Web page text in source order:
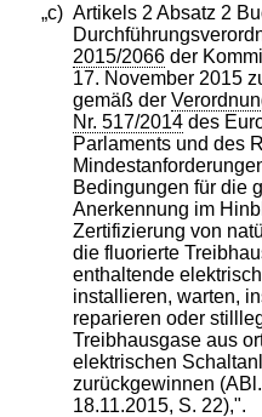
„c) Artikels 2 Absatz 2
2015/2066 der
17. November 2015
gemäß der
Nr. 517/2014 des
Parlaments und des
Bedingungen für die
Anerkennung im
Zertifizierung von
die fluorierte
enthaltende
installieren, warten,
reparieren oder
Treibhausgase aus
elektrischen
zurückgewinnen
18.11.2015, S. 22),".